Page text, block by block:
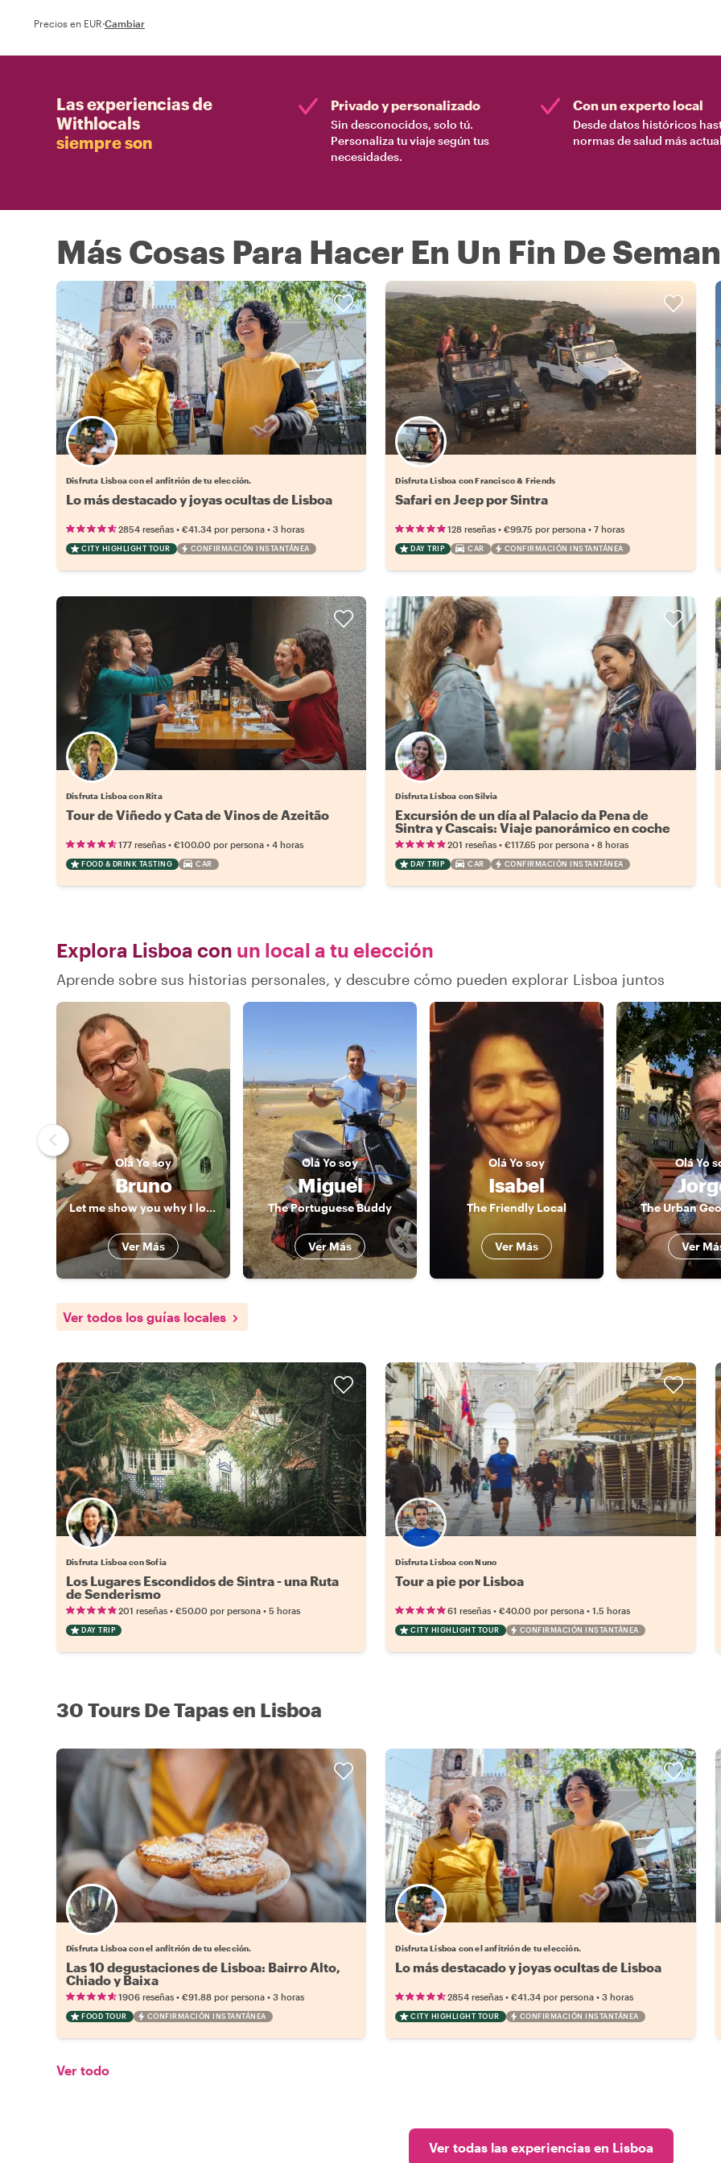
Precios en EUR·Cambiar
Las experiencias de
Withlocals
siempre son
Privado y personalizado
Sin desconocidos, solo tú.
Personaliza tu viaje según tus
necesidades.
Con un experto local
Desde datos históricos
normas de salud más
Más Cosas Para Hacer En Un Fin De
Elige tu local favorito
Disfruta Lisboa con el anfitrión de tu elección.
Lo más destacado y joyas ocultas de Lisboa
2854 reseñas • €41.34 por persona • 3 horas
CITY HIGHLIGHT TOUR CONFIRMACIÓN INSTANTÁNEA
Disfruta Lisboa con Francisco & Friends
Safari en Jeep por Sintra
128 reseñas •€99.75 por persona •7 horas
DAY TRIP CAR CONFIRMACIÓN INSTANTÁNEA
Disfruta Lisboa con Rita
Tour de Viñedo y Cata de Vinos de Azeitão
177 reseñas • €100.00 por persona • 4 horas
FOOD & DRINK TASTING CAR
Disfruta Lisboa con Silvia
Excursión de un día al Palacio da Pena de
Sintra y Cascais: Viaje panorámico en coche
201 reseñas •€117.65 por persona •8 horas
DAY TRIP CAR CONFIRMACIÓN INSTANTÁNEA
Explora Lisboa con un local a tu elección
Aprende sobre sus historias personales, y descubre cómo pueden explorar Lisboa juntos
OláYo soy
Bruno
Let me show you why I love Portugal
Ver Más
OláYo soy
Miguel
The Portuguese Buddy
Ver Más
Olá Yo soy
Isabel
The Friendly Local
Ver Más
OláYo
The Urban
Ver
Ver todos los guías locales
Disfruta Lisboa con Sofia
Los Lugares Escondidos de Sintra - una Ruta
de Senderismo
201 reseñas • €50.00 por persona • 5 horas
DAY TRIP
Disfruta Lisboa con Nuno
Tour a pie por Lisboa
61 reseñas •€40.00 por persona •1.5 horas
CITY HIGHLIGHT TOUR CONFIRMACIÓN INSTANTÁNEA
30 Tours De Tapas en Lisboa
Elige tu local favorito
Disfruta Lisboa con el anfitrión de tu elección.
Las 10 degustaciones de Lisboa: Bairro Alto,
Chiado y Baixa
1906 reseñas • €91.88 por persona • 3 horas
FOOD TOUR CONFIRMACIÓN INSTANTÁNEA
Elige tu local favorito
Disfruta Lisboa con el anfitrión de tu elección.
Lo más destacado y joyas ocultas de Lisboa
2854 reseñas •€41.34 por persona •3 horas
CITY HIGHLIGHT TOUR CONFIRMACIÓN INSTANTÁNEA
Ver todo
Ver todas las experiencias en Lisboa